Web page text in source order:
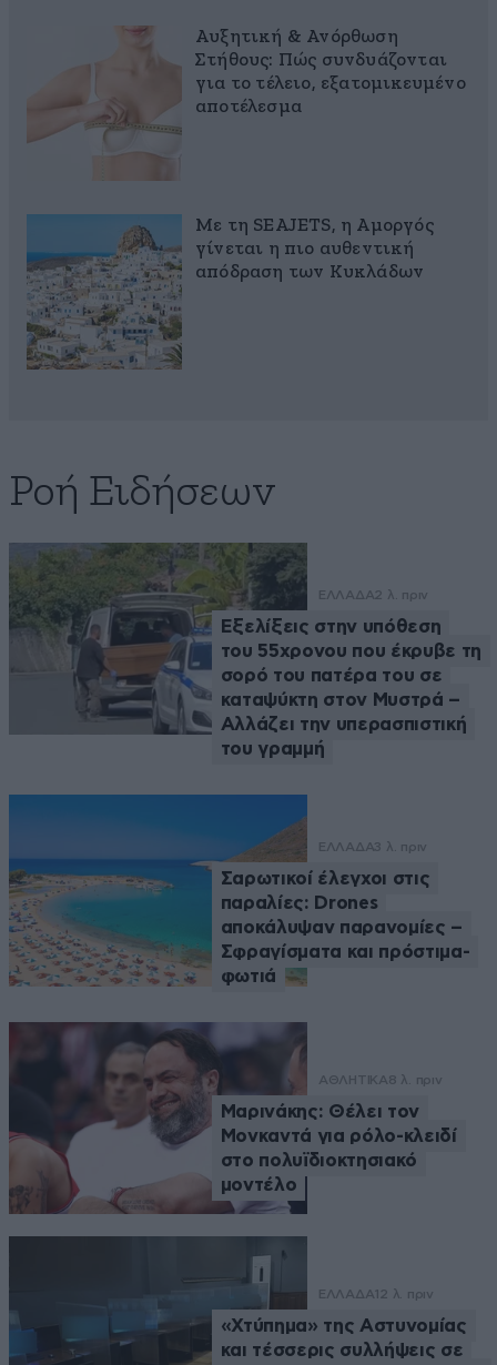
Αυξητική & Ανόρθωση
Στήθους: Πώς συνδυάζονται
για το τέλειο, εξατομικευμένο
αποτέλεσμα
Με τη SEAJETS, η Αμοργός
γίνεται η πιο αυθεντική
απόδραση των Κυκλάδων
Ροή Ειδήσεων
ΕΛΛΑΔΑ2 λ. πριν
Εξελίξεις στην υπόθεση
του 55χρονου που έκρυβε τη
σορό του πατέρα του σε
καταψύκτη στον Μυστρά –
Αλλάζει την υπερασπιστική
του γραμμή
ΕΛΛΑΔΑ3 λ. πριν
Σαρωτικοί έλεγχοι στις
παραλίες: Drones
αποκάλυψαν παρανομίες –
Σφραγίσματα και πρόστιμα-
φωτιά
ΑΘΛΗΤΙΚΑ8 λ. πριν
Μαρινάκης: Θέλει τον
Μονκαντά για ρόλο-κλειδί
στο πολυϊδιοκτησιακό
μοντέλο
ΕΛΛΑΔΑ 12 λ. πριν
«Χτύπημα» της Αστυνομίας
και τέσσερις συλλήψεις σε